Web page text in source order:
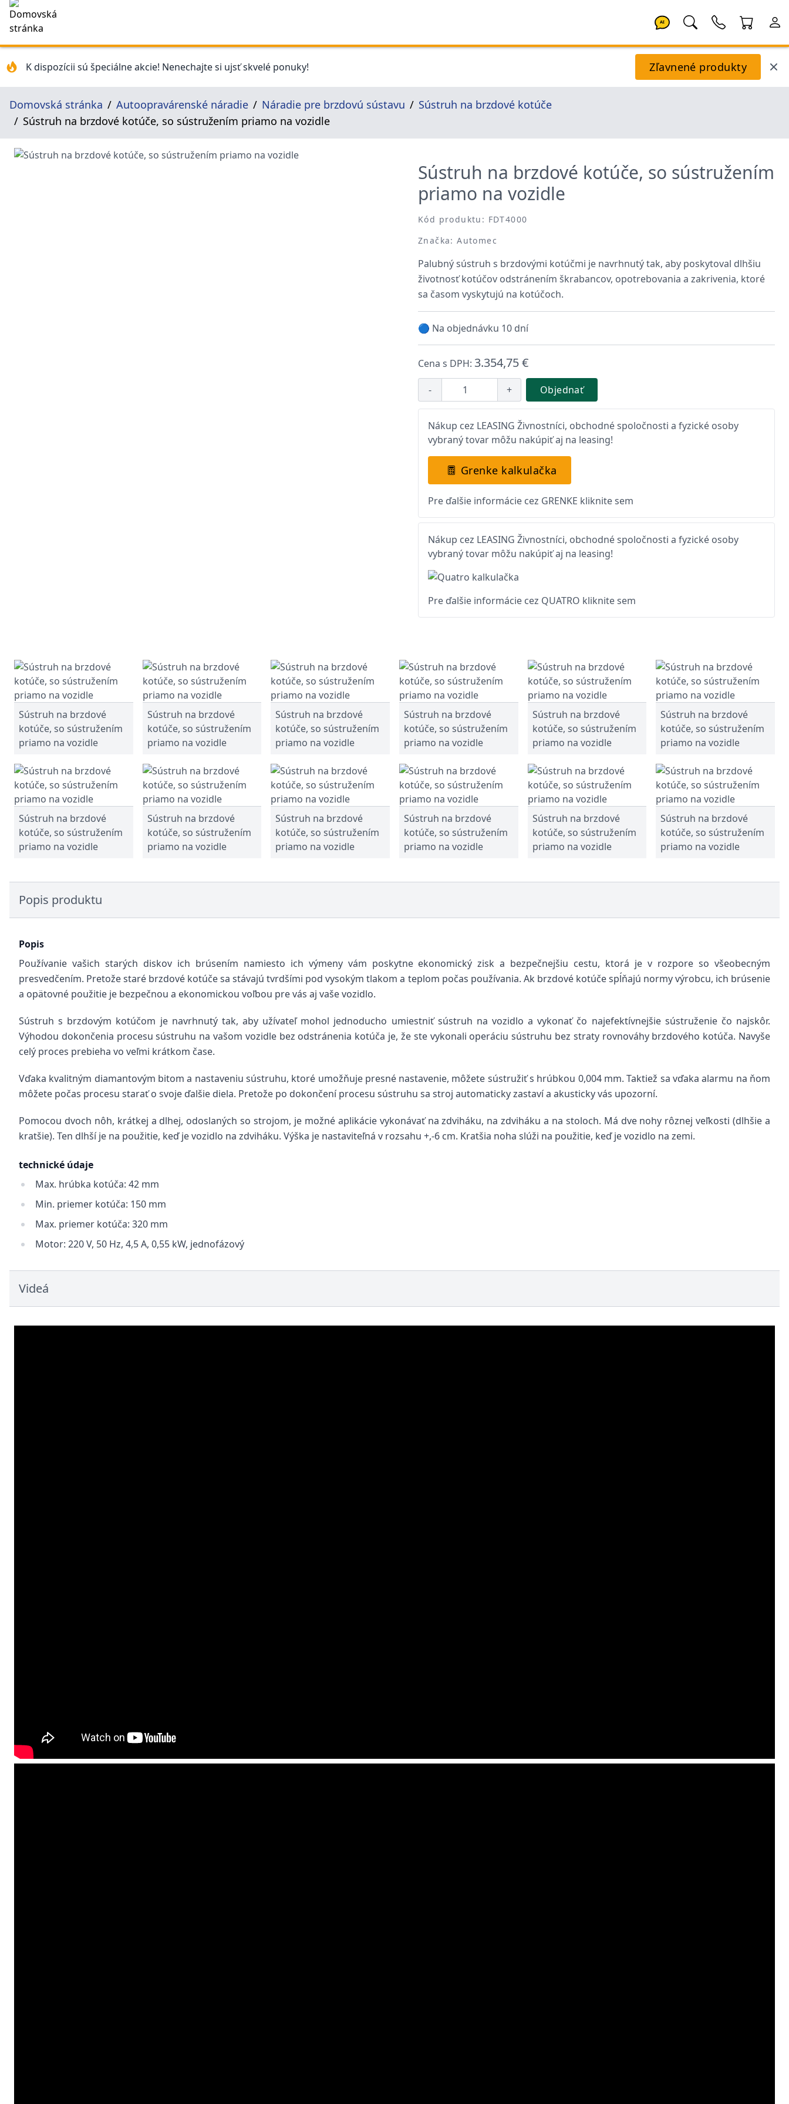
AI
K dispozícii sú špeciálne akcie! Nenechajte si ujsť skvelé ponuky! Zľavnené produkty
Domovská stránka Autoopravárenské náradie Náradie pre brzdovú sústavu
Sústruh na brzdové kotúče
Sústruh na brzdové kotúče, so sústružením priamo na vozidle
Sústruh na brzdové kotúče, so sústružením
priamo na vozidle
Kód produktu: FDT4000
Značka: Automec
Palubný sústruh s brzdovými kotúčmi je navrhnutý tak, aby poskytoval dlhšiu
životnosť kotúčov odstránením škrabancov, opotrebovania a zakrivenia, ktoré
sa časom vyskytujú na kotúčoch.
🔵 Na objednávku 10 dní
Cena s DPH: 3.354,75 €
- + Objednať
Nákup cez LEASING Živnostníci, obchodné spoločnosti a fyzické osoby
vybraný tovar môžu nakúpiť aj na leasing!
Grenke kalkulačka
Pre ďalšie informácie cez GRENKE kliknite sem
Nákup cez LEASING Živnostníci, obchodné spoločnosti a fyzické osoby
vybraný tovar môžu nakúpiť aj na leasing!
Pre ďalšie informácie cez QUATRO kliknite sem
Sústruh na brzdové
kotúče, so sústružením
priamo na vozidle
Sústruh na brzdové
kotúče, so sústružením
priamo na vozidle
Sústruh na brzdové
kotúče, so sústružením
priamo na vozidle
Sústruh na brzdové
kotúče, so sústružením
priamo na vozidle
Sústruh na brzdové
kotúče, so sústružením
priamo na vozidle
Sústruh na brzdové
kotúče, so sústružením
priamo na vozidle
Sústruh na brzdové
kotúče, so sústružením
priamo na vozidle
Sústruh na brzdové
kotúče, so sústružením
priamo na vozidle
Sústruh na brzdové
kotúče, so sústružením
priamo na vozidle
Sústruh na brzdové
kotúče, so sústružením
priamo na vozidle
Sústruh na brzdové
kotúče, so sústružením
priamo na vozidle
Sústruh na brzdové
kotúče, so sústružením
priamo na vozidle
Popis produktu
Popis
Používanie vašich starých diskov ich brúsením namiesto ich výmeny vám poskytne ekonomický zisk a bezpečnejšiu cestu, ktorá je v rozpore so všeobecným
presvedčením. Pretože staré brzdové kotúče sa stávajú tvrdšími pod vysokým tlakom a teplom počas používania. Ak brzdové kotúče spĺňajú normy výrobcu, ich brúsenie
a opätovné použitie je bezpečnou a ekonomickou voľbou pre vás aj vaše vozidlo.
Sústruh s brzdovým kotúčom je navrhnutý tak, aby užívateľ mohol jednoducho umiestniť sústruh na vozidlo a vykonať čo najefektívnejšie sústruženie čo najskôr.
Výhodou dokončenia procesu sústruhu na vašom vozidle bez odstránenia kotúča je, že ste vykonali operáciu sústruhu bez straty rovnováhy brzdového kotúča. Navyše
celý proces prebieha vo veľmi krátkom čase.
Vďaka kvalitným diamantovým bitom a nastaveniu sústruhu, ktoré umožňuje presné nastavenie, môžete sústružiť s hrúbkou 0,004 mm. Taktiež sa vďaka alarmu na ňom
môžete počas procesu starať o svoje ďalšie diela. Pretože po dokončení procesu sústruhu sa stroj automaticky zastaví a akusticky vás upozorní.
Pomocou dvoch nôh, krátkej a dlhej, odoslaných so strojom, je možné aplikácie vykonávať na zdviháku, na zdviháku a na stoloch. Má dve nohy rôznej veľkosti (dlhšie a
kratšie). Ten dlhší je na použitie, keď je vozidlo na zdviháku. Výška je nastaviteľná v rozsahu +,-6 cm. Kratšia noha slúži na použitie, keď je vozidlo na zemi.
technické údaje
Max. hrúbka kotúča: 42 mm
Min. priemer kotúča: 150 mm
Max. priemer kotúča: 320 mm
Motor: 220 V, 50 Hz, 4,5 A, 0,55 kW, jednofázový
Videá